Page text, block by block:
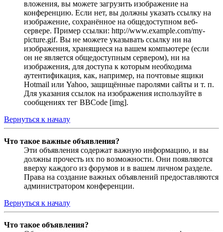
вложения, вы можете загрузить изображение на
конференцию. Если нет, вы должны указать ссылку на
изображение, сохранённое на общедоступном веб-
сервере. Пример ссылки: http://www.example.com/my-
picture.gif. Вы не можете указывать ссылку ни на
изображения, хранящиеся на вашем компьютере (если
он не является общедоступным сервером), ни на
изображения, для доступа к которым необходима
аутентификация, как, например, на почтовые ящики
Hotmail или Yahoo, защищённые паролями сайты и т. п.
Для указания ссылок на изображения используйте в
сообщениях тег BBCode [img].
Вернуться к началу
Что такое важные объявления?
Эти объявления содержат важную информацию, и вы
должны прочесть их по возможности. Они появляются
вверху каждого из форумов и в вашем личном разделе.
Права на создание важных объявлений предоставляются
администратором конференции.
Вернуться к началу
Что такое объявления?